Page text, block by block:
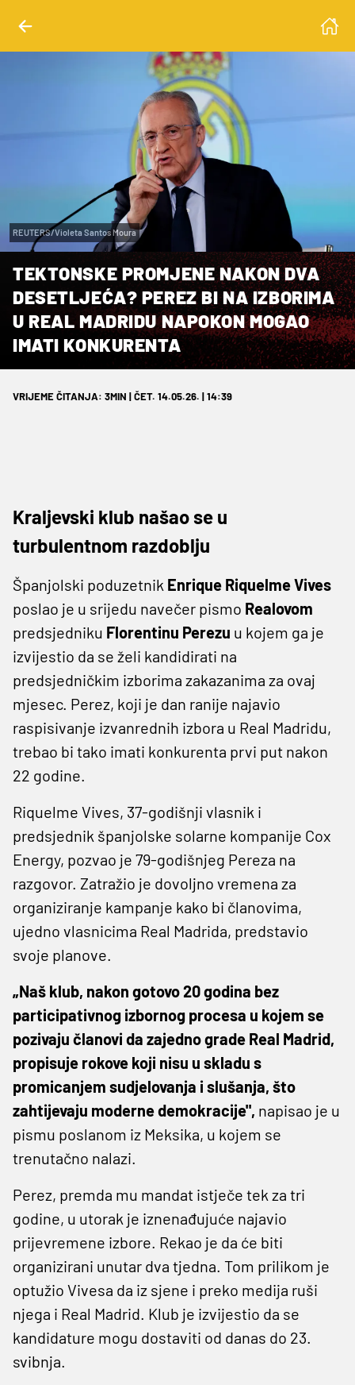
REUTERS/Violeta Santos Moura
TEKTONSKE PROMJENE NAKON DVA
DESETLJEĆA? PEREZ BI NA IZBORIMA
U REAL MADRIDU NAPOKON MOGAO
IMATI KONKURENTA
VRIJEME ČITANJA: 3MIN | ČET. 14.05.26. | 14:39
Kraljevski klub našao se u
turbulentnom razdoblju
Španjolski poduzetnik Enrique Riquelme Vives
poslao je u srijedu navečer pismo Realovom
predsjedniku Florentinu Perezu u kojem ga je
izvijestio da se želi kandidirati na
predsjedničkim izborima zakazanima za ovaj
mjesec. Perez, koji je dan ranije najavio
raspisivanje izvanrednih izbora u Real Madridu,
trebao bi tako imati konkurenta prvi put nakon
22 godine.
Riquelme Vives, 37-godišnji vlasnik i
predsjednik španjolske solarne kompanije Cox
Energy, pozvao je 79-godišnjeg Pereza na
razgovor. Zatražio je dovoljno vremena za
organiziranje kampanje kako bi članovima,
ujedno vlasnicima Real Madrida, predstavio
svoje planove.
„Naš klub, nakon gotovo 20 godina bez
participativnog izbornog procesa u kojem se
pozivaju članovi da zajedno grade Real Madrid,
propisuje rokove koji nisu u skladu s
promicanjem sudjelovanja i slušanja, što
zahtijevaju moderne demokracije", napisao je u
pismu poslanom iz Meksika, u kojem se
trenutačno nalazi.
Perez, premda mu mandat istječe tek za tri
godine, u utorak je iznenađujuće najavio
prijevremene izbore. Rekao je da će biti
organizirani unutar dva tjedna. Tom prilikom je
optužio Vivesa da iz sjene i preko medija ruši
njega i Real Madrid. Klub je izvijestio da se
kandidature mogu dostaviti od danas do 23.
svibnja.